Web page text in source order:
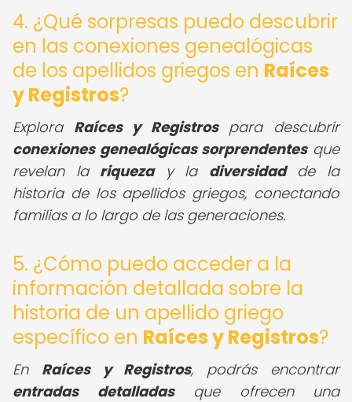
4. ¿Qué sorpresas puedo descubrir
en las conexiones genealógicas
de los apellidos griegos en Raíces
y Registros?
Explora Raíces y Registrospara descubrir
conexiones genealógicas sorprendentesque
revelan la riquezay la diversidadde la
historia de los apellidos griegos, conectando
familias a lo largo de las generaciones.
5. ¿Cómo puedo acceder a la
información detallada sobre la
historia de un apellido griego
específico en Raíces y Registros?
En Raíces y Registros, podrás encontrar
entradas detalladasque ofrecen una